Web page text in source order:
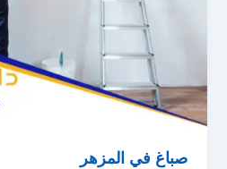
صباغ في المزهر